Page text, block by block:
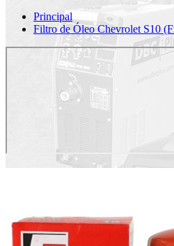
Principal
Filtro de Óleo Chevrolet S10